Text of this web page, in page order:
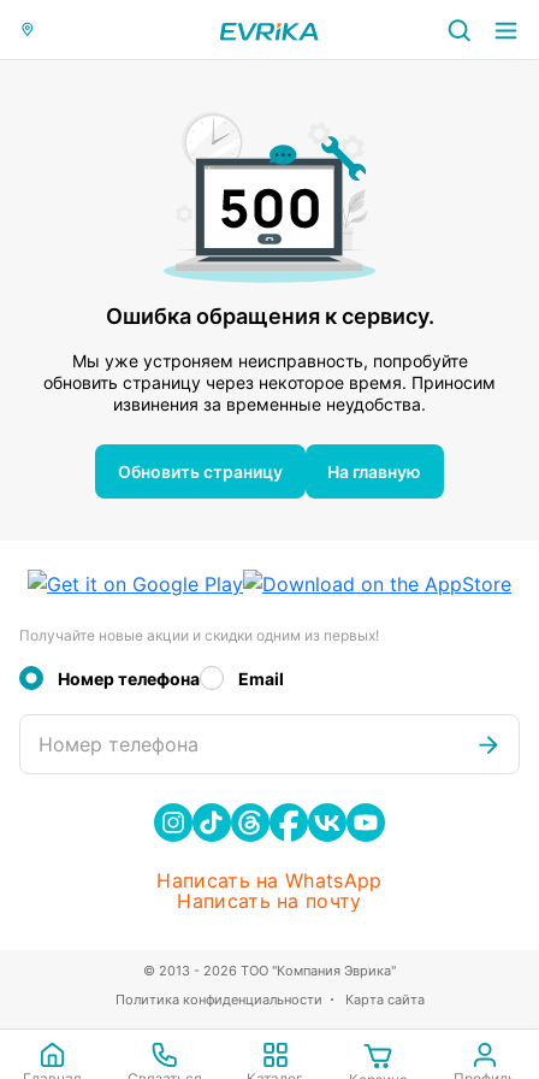
Ошибка обращения к сервису.
Мы уже устроняем неисправность, попробуйте
обновить страницу через некоторое время. Приносим
извинения за временные неудобства.
Обновить страницу На главную
Получайте новые акции и скидки одним из первых!
Номер телефона Email
Номер телефона
Написать на WhatsApp
Написать на почту
Политика конфиденциальности Карта сайта
© 2013 - 2026 ТОО "Компания Эврика"